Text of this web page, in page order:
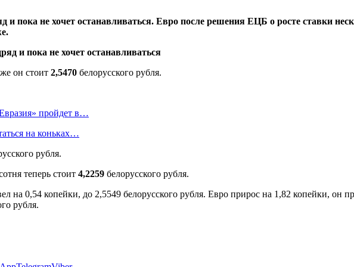
и пока не хочет останавливаться. Евро после решения ЕЦБ о росте ставки
он стоит 2,5470 белорусского рубля.
пройдет в…
на коньках…
рубля.
теперь стоит 4,2259 белорусского рубля.
на 0,54 копейки, до 2,5549 белорусского рубля. Евро прирос на 1,82 копейки, он
рубля.